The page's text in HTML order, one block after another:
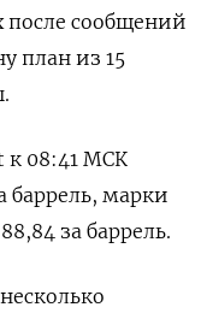
после сообщений
план из 15
к ​08:41 ​МСК
баррель, марки
за баррель.